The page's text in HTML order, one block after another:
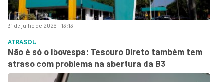
31 de julho de 2026 - 13:13
ATRASOU
Não é só o Ibovespa: Tesouro Direto também tem
atraso com problema na abertura da B3